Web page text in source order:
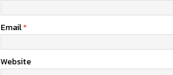
Email*
Website